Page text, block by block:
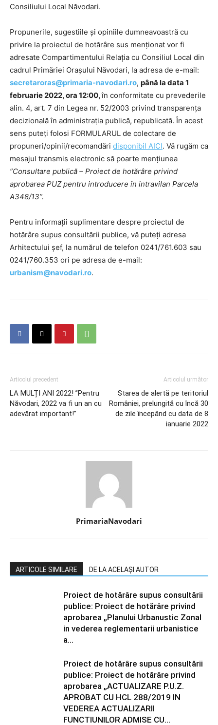
Consiliului Local Năvodari.
Propunerile, sugestiile și opiniile dumneavoastră cu
privire la proiectul de hotărâre sus menționat vor fi
adresate Compartimentului Relația cu Consiliul Local din
cadrul Primăriei Orașului Năvodari, la adresa de e-mail:
secretaroras@primaria-navodari.ro, până la data 1
februarie 2022, ora 12:00,în conformitate cu prevederile
alin. 4, art. 7 din Legea nr. 52/2003 privind transparența
decizională în administrația publică, republicată. În acest
sens puteți folosi FORMULARUL de colectare de
propuneri/opinii/recomandări disponibil AICI. Vă rugăm ca
mesajul transmis electronic să poarte mențiunea
”Consultare publică – Proiect de hotărâre privind
aprobarea PUZ pentru introducere în intravilan Parcela
A348/13”.
Pentru informații suplimentare despre proiectul de
hotărâre supus consultării publice, vă puteți adresa
Arhitectului șef, la numărul de telefon 0241/761.603 sau
0241/760.353 ori pe adresa de e-mail:
urbanism@navodari.ro.
Articolul precedent
LA MULȚI ANI 2022! ”Pentru
Năvodari, 2022 va fi un an cu
adevărat important!”
Articolul următor
Starea de alertă pe teritoriul
României, prelungită cu încă 30
de zile începând cu data de 8
ianuarie 2022
PrimariaNavodari
ARTICOLE SIMILARE DE LA ACELAȘI AUTOR
Proiect de hotărâre supus consultării
publice: Proiect de hotărâre privind
aprobarea „Planului Urbanustic Zonal
in vederea reglementarii urbanistice
a...
Proiect de hotărâre supus consultării
publice: Proiect de hotărâre privind
aprobarea „ACTUALIZARE P.U.Z.
APROBAT CU HCL 288/2019 IN
VEDEREA ACTUALIZARII
FUNCTIUNILOR ADMISE CU...